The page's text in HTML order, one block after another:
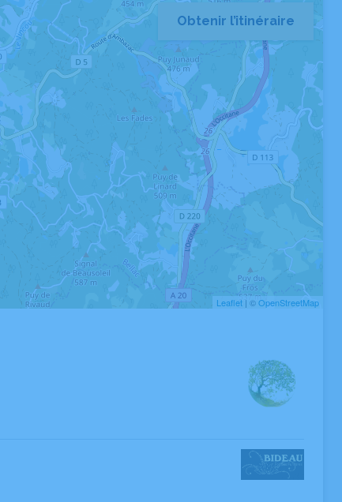
Leaflet | ©OpenStreetMap
Obtenir l’itinéraire